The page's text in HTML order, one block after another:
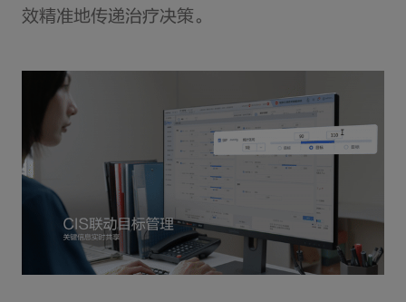
效精准地传递治疗决策。